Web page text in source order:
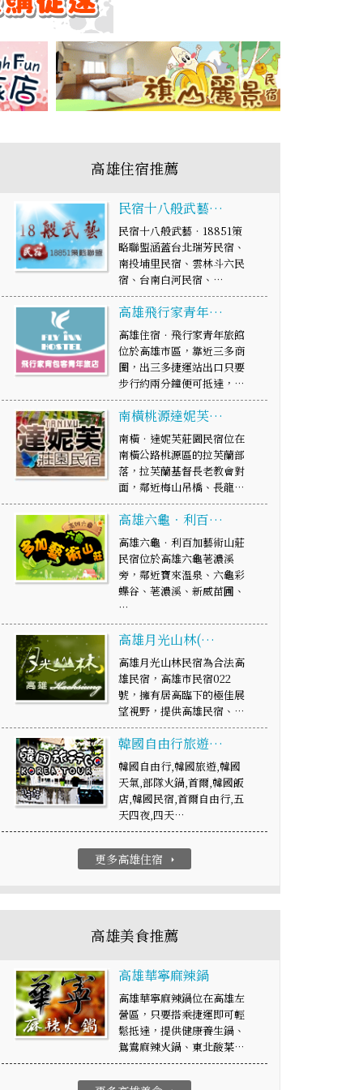
高雄住宿推薦
民宿十八般武藝…
民宿十八般武藝‧18851策
略聯盟涵蓋台北瑞芳民宿、
南投埔里民宿、雲林斗六民
宿、台南白河民宿、…
高雄飛行家青年…
高雄住宿．飛行家青年旅館
位於高雄市區，靠近三多商
圈，出三多捷運站出口只要
步行約兩分鐘便可抵達，…
南橫桃源達妮芙…
南橫‧達妮芙莊園民宿位在
南橫公路桃源區的拉芙蘭部
落，拉芙蘭基督長老教會對
面，鄰近梅山吊橋、長龍…
高雄六龜．利百…
高雄六龜．利百加藝術山莊
民宿位於高雄六龜荖濃溪
旁，鄰近寶來溫泉、六龜彩
蝶谷、荖濃溪、新威苗圃、
…
高雄月光山林(…
高雄月光山林民宿為合法高
雄民宿，高雄市民宿022
號，擁有居高臨下的極佳展
望視野，提供高雄民宿、…
韓國自由行旅遊…
韓國自由行,韓國旅遊,韓國
天氣,部隊火鍋,首爾,韓國飯
店,韓國民宿,首爾自由行,五
天四夜,四天…
更多高雄住宿 arrow_right
高雄美食推薦
高雄華寧麻辣鍋
高雄華寧麻辣鍋位在高雄左
營區，只要搭乘捷運即可輕
鬆抵達，提供健康養生鍋、
鴛鴦麻辣火鍋、東北酸菜…